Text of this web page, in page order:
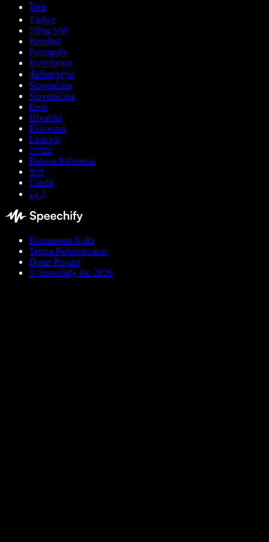
ไทย
Türkçe
Tiếng Việt
Română
Português
Български
ქართული
Slovenčina
Slovenščina
Eesti
Hrvatski
Ελληνικά
Lietuvių
עברית
Bahasa Indonesia
বাংলা
Català
اردو
Keutamaan Kuki
Terma Perkhidmatan
Dasar Privasi
© Speechify Inc 2026